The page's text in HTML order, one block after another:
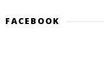
FACEBOOK